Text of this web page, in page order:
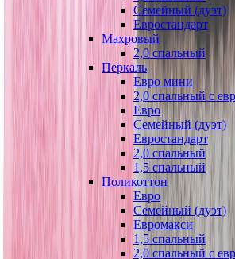
Семейный (дуэт)
Евростандарт
Махровый
2,0 спальный
Перкаль
Евро мини
2,0 спальный с
Евро
Семейный (дуэт)
Евростандарт
2,0 спальный
1,5 спальный
Поликоттон
Евро
Семейный (дуэт)
Евромакси
1,5 спальный
2,0 спальный с